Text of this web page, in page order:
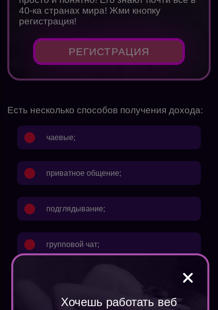
40-ка странах мира! Жми кнопку
регистрация!
РЕГИСТРАЦИЯ
Есть несколько способов получения дохода:
чаевые;
приватное общение;
подглядывание;
групповой чат;
Хочешь работать веб